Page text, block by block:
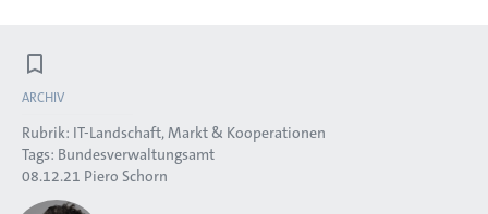
ARCHIV
Rubrik: IT-Landschaft, Markt & Kooperationen
Tags: Bundesverwaltungsamt
08.12.21 Piero Schorn